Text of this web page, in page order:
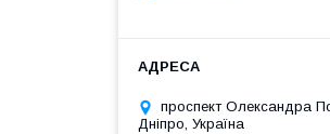
проспект Олександра
Дніпро, Україна